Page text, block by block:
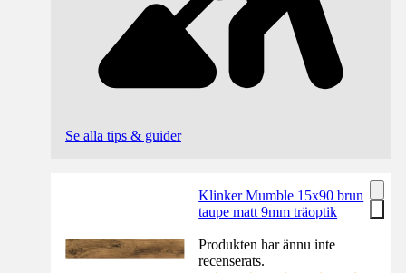
Se alla tips & guider
Klinker Mumble 15x90 brun
taupe matt 9mm träoptik
Produkten har ännu inte
recenserats.